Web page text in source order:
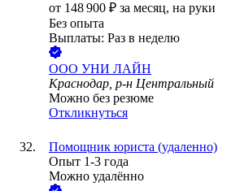
от 148 900 ₽ за месяц, на руки
Без опыта
Выплаты: Раз в неделю
ООО УНИ ЛАЙН
Краснодар, р-н Центральный
Можно без резюме
Откликнуться
Помощник юриста (удаленно)
Опыт 1-3 года
Можно удалённо